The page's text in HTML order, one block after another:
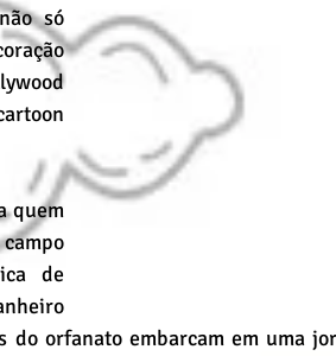
só
quem
de
do orfanato embarcam em uma